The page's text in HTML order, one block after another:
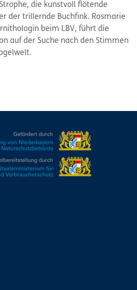
die kunstvoll flötende
der trillernde Buchfink. Rosmarie
beim LBV, führt die
auf der Suche nach den Stimmen